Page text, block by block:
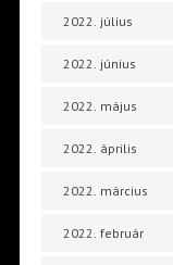
2022. július
2022. június
2022. május
2022. április
2022. március
2022. február